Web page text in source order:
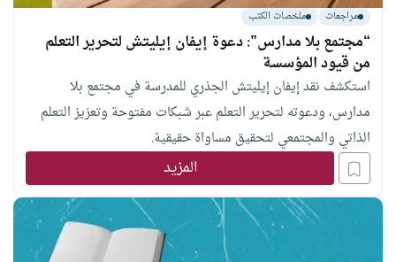
مراجعات ملخصات الكتب
“مجتمع بلا مدارس”: دعوة إيفان إيليتش لتحرير التعلم
من قيود المؤسسة
استكشف نقد إيفان إيليتش الجذري للمدرسة في مجتمع بلا
مدارس، ودعوته لتحرير التعلم عبر شبكات مفتوحة وتعزيز التعلم
الذاتي والمجتمعي لتحقيق مساواة حقيقية.
المزيد